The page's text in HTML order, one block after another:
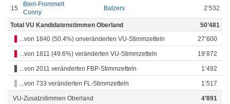
15
Bieri-Frommelt
Conny
Balzers 2’532
Total VU Kandidatenstimmen Oberland
50’481
...von 1840 (50.4%) unveränderten VU-Stimmzetteln
27’600
...von 1811 (49.6%) veränderten VU-Stimmzetteln 19’872
...von 2011 veränderten FBP-Stimmzetteln 1’492
...von 733 veränderten FL-Stimmzetteln 1’517
VU-Zusatzstimmen Oberland 4’891